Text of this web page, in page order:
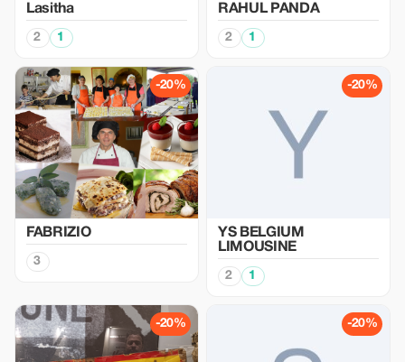
Lasitha
2 1
RAHUL PANDA
2 1
-20%
FABRIZIO
3
-20%
YS BELGIUM
LIMOUSINE
2 1
-20% -20%